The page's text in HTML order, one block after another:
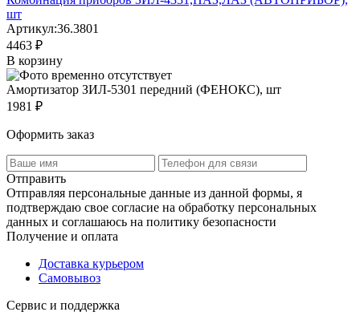
шт
Артикул:36.3801
4463 ₽
В корзину
Амортизатор ЗИЛ-5301 передний (ФЕНОКС), шт
1981 ₽
Оформить заказ
Отправить
Отправляя персональные данные из данной формы, я
подтверждаю свое согласие на обработку персональных
данных и соглашаюсь на политику безопасности
Получение и оплата
Доставка курьером
Самовывоз
Сервис и поддержка